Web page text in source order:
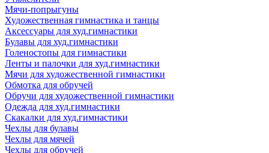
Мячи-попрыгуны
Художественная гимнастика и танцы
Аксессуары для худ.гимнастики
Булавы для худ.гимнастики
Голеностопы для гимнастики
Ленты и палочки для худ.гимнастики
Мячи для художественной гимнастики
Обмотка для обручей
Обручи для художественной гимнастики
Одежда для худ.гимнастики
Скакалки для худ.гимнастики
Чехлы для булавы
Чехлы для мячей
Чехлы для обручей